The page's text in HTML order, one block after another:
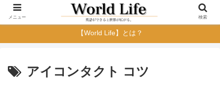
【World Life】とは？
アイコンタクト コツ
メニュー 検索